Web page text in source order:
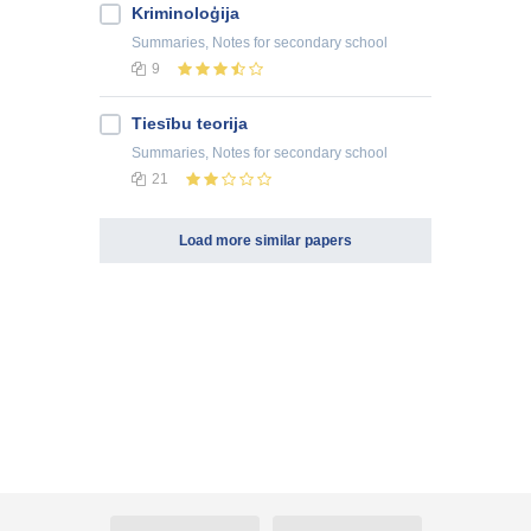
Kriminoloģija
Summaries, Notes for secondary school
9
Tiesību teorija
Summaries, Notes for secondary school
21
Load more similar papers